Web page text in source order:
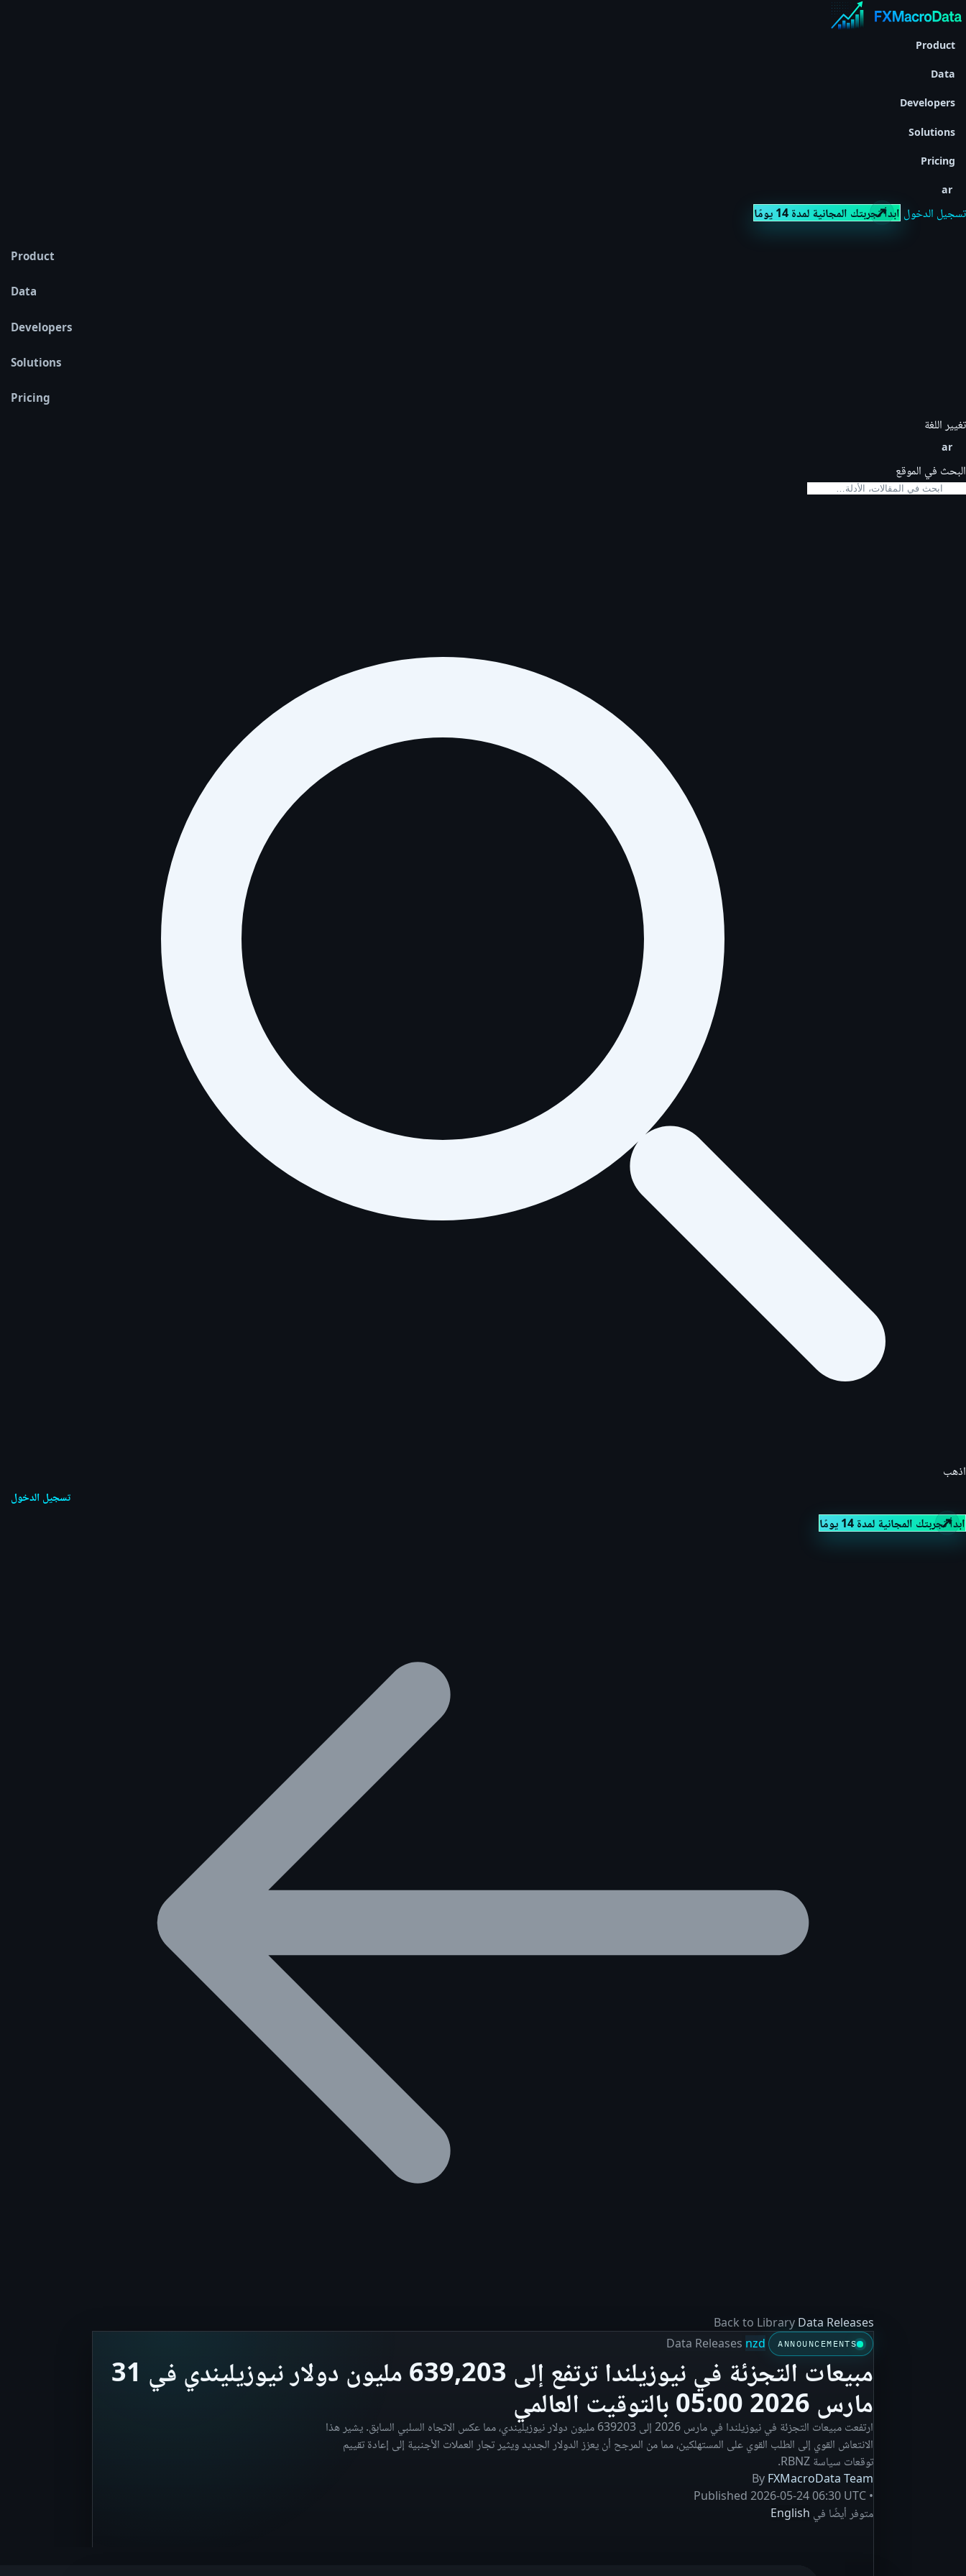
Product
Data
Developers
Solutions
Pricing
ar
تسجيل الدخول ابدأ تجربتك المجانية لمدة 14 يومًا
Product
Data
Developers
Solutions
Pricing
تغيير اللغة
ar
البحث في الموقع
اذهب
تسجيل الدخول
ابدأ تجربتك المجانية لمدة 14 يومًا
Back to Library Data Releases
ANNOUNCEMENTS
Data Releases nzd
مبيعات التجزئة في نيوزيلندا ترتفع إلى 639,203 مليون دولار نيوزيليندي في 31
مارس 2026 05:00 بالتوقيت العالمي
ارتفعت مبيعات التجزئة في نيوزيلندا في مارس 2026 إلى 639203 مليون دولار نيوزيليندي، مما عكس الاتجاه السلبي السابق. يشير هذا
الانتعاش القوي إلى الطلب القوي على المستهلكين، مما من المرجح أن يعزز الدولار الجديد ويثير تجار العملات الأجنبية إلى إعادة تقييم
توقعات سياسة RBNZ.
By FXMacroData Team
•
Published 2026-05-24 06:30 UTC
متوفر أيضًا في English